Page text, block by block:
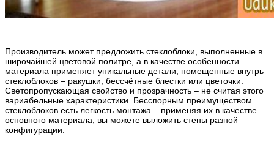
Производитель может предложить стеклоблоки, выполненные в
широчайшей цветовой политре, а в качестве особенности
материала применяет уникальные детали, помещенные внутрь
стеклоблоков – ракушки, бессчётные блестки или цветочки.
Светопропускающая свойство и прозрачность – не считая этого
вариабельные характеристики. Бесспорным преимуществом
стеклоблоков есть легкость монтажа – применяя их в качестве
основного материала, вы можете выложить стены разной
конфигурации.